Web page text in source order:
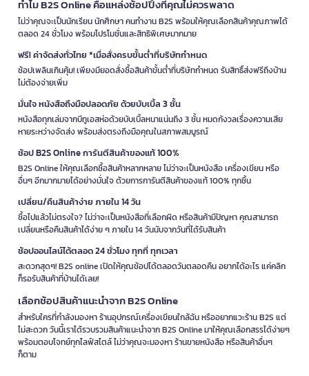
ทำไม B2S Online คือแหล่งช้อปปิ้งที่คุณไม่ควรพลาด
ไม่ว่าคุณจะเป็นนักเรียน นักศึกษา คนทำงาน B2S พร้อมให้คุณเลือกสินค้าคุณภาพได้
ตลอด 24 ชั่วโมง พร้อมโปรโมชั่นและสิทธิพิเศษมากมาย
ฟรี! ค่าจัดส่งทั่วไทย *เมื่อสั่งครบขั้นต่ำที่บริษัทกำหนด
ช้อปเพลินเกินคุ้ม! เพียงมียอดสั่งซื้อสินค้าขั้นต่ำที่บริษัทกำหนด รับสิทธิ์ส่งฟรีถึงบ้าน
ไม่ต้องจ่ายเพิ่ม
มั่นใจ หนังสือถึงมือปลอดภัย ด้วยบับเบิ้ล 3 ชั้น
หนังสือทุกเล่มจากบีทูเอสห่อด้วยบับเบิ้ลหนาแน่นถึง 3 ชั้น หมดกังวลเรื่องความเสีย
หายระหว่างจัดส่ง พร้อมส่งตรงถึงมือคุณในสภาพสมบูรณ์
ช้อป B2S Online การันตีสินค้าของแท้ 100%
B2S Online ให้คุณเลือกซื้อสินค้าหลากหลาย ไม่ว่าจะเป็นหนังสือ เครื่องเขียน หรือ
อื่นๆ อีกมากมายได้อย่างมั่นใจ ด้วยการการันตีสินค้าของแท้ 100% ทุกชิ้น
เปลี่ยน/คืนสินค้าง่าย ภายใน 14 วัน
ซื้อไปแล้วไม่ตรงใจ? ไม่ว่าจะเป็นหนังสือที่เลือกผิด หรือสินค้ามีปัญหา คุณสามารถ
เปลี่ยนหรือคืนสินค้าได้ง่าย ๆ ภายใน 14 วันนับจากวันที่ได้รับสินค้า
ช้อปออนไลน์ได้ตลอด 24 ชั่วโมง ทุกที่ ทุกเวลา
สะดวกสุดๆ! B2S online เปิดให้คุณช้อปได้ตลอดวันตลอดคืน อยากได้อะไร แค่คลิก
ก็รอรับสินค้าที่บ้านได้เลย!
เลือกช้อปสินค้าแนะนำจาก B2S Online
สำหรับใครที่กำลังมองหา ร้านอุปกรณ์เครื่องเขียนใกล้ฉัน หรืออยากแวะร้าน B2S แต่
ไม่สะดวก วันนี้เราได้รวบรวมสินค้าแนะนำจาก B2S Online มาให้คุณเลือกสรรได้ง่ายๆ
พร้อมตอบโจทย์ทุกไลฟ์สไตล์ ไม่ว่าคุณจะมองหา ร้านขายหนังสือ หรือสินค้าอื่นๆ
ก็ตาม